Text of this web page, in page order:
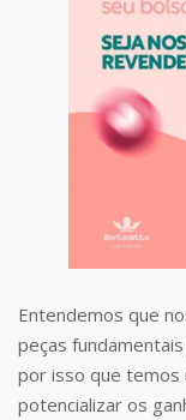
Entendemos que
peças
por isso que
potencializar os